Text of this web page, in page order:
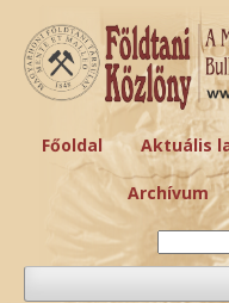
Főoldal Aktuális
Archívum